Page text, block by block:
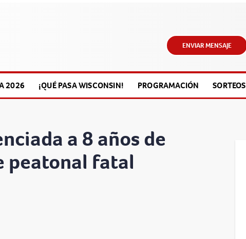
ENVIAR MENSAJE
2026 ¡QUÉ PASA WISCONSIN! PROGRAMACIÓN SORTEOS
a 8 años de
peatonal fatal